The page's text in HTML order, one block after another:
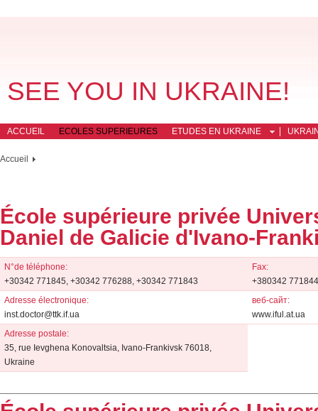
SEE YOU IN UKRAINE!
ACCUEIL ECOLES SUPERIEURES ETUDES EN UKRAINE
Accueil
École supérieure privée
Daniel de Galicie d'Ivano-
N°de téléphone:
+30342 771845, +30342 776288, +30342 771843
Fax:
+380342
Adresse électronique:
inst.doctor@ttk.if.ua
веб-сайт:
www.iful.at.ua
Adresse postale:
35, rue Ievghena Konovaltsia, Ivano-Frankivsk 76018,
Ukraine